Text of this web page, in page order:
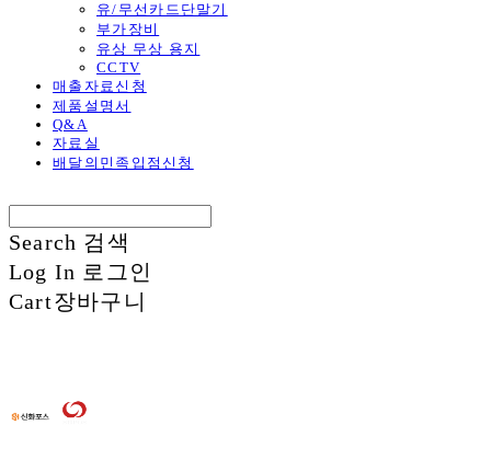
유/무선카드단말기
부가장비
유상 무상 용지
CCTV
매출자료신청
제품설명서
Q&A
자료실
배달의민족입점신청
Search 검색
Log In 로그인
Cart장바구니